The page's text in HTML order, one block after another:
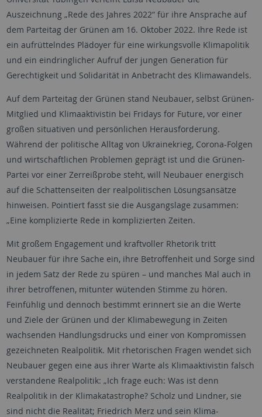
Auszeichnung „Rede des Jahres 2022“ für ihre Ansprache auf
dem Parteitag der Grünen am 16. Oktober 2022. Ihre Rede ist
ein aufrüttelndes Plädoyer für eine wirkungsvolle Klimapolitik
und ein eindringlicher Aufruf der jungen Generation für
Gerechtigkeit und Solidarität in Anbetracht des Klimawandels.
Auf dem Parteitag der Grünen stand Neubauer, selbst Grünen-
Mitglied und Klimaaktivistin bei Fridays for Future, vor einer
großen situativen und persönlichen Herausforderung.
Während der politische Alltag von Ukrainekrieg, Corona-Folgen
und wirtschaftlichen Problemen geprägt ist und die Grünen-
Partei vor einer Zerreißprobe steht, will Neubauer energisch
auf die Schattenseiten der realpolitischen Lösungsansätze
hinweisen. Pointiert fasst sie die Ausgangslage zusammen:
„Eine komplizierte Rede in komplizierten Zeiten.
Mit großem Engagement und kraftvoller Rhetorik tritt
Neubauer für ihre Sache ein, ihre Betroffenheit und Sorge sind
in jedem Satz der Rede zu spüren – und manches Mal auch in
ihrer betroffenen, mitunter wütenden Stimme zu hören.
Feinfühlig und dennoch bestimmt erinnert sie an die Werte
und Ziele der Grünen und der Klimabewegung in Zeiten
wachsenden Handlungsdrucks und einer von Kompromissen
gezeichneten Realpolitik. Mit rhetorischen Fragen wendet sich
Neubauer gegen eine aus ihrer Warte als Klimaaktivistin falsch
verstandene Realpolitik: „Ich frage euch: Was ist denn
Realpolitik in der Klimakatastrophe? Scholz und Lindner, sie
sind nicht die Realität; Friedrich Merz und sein Klima-